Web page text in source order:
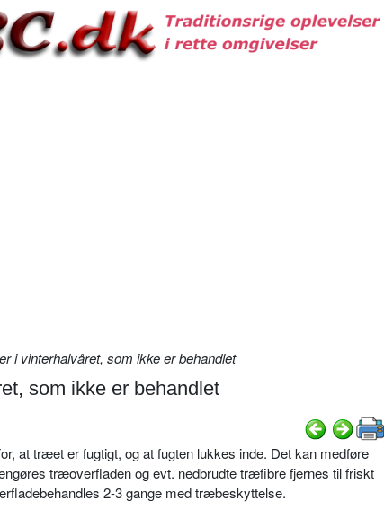
i vinterhalvåret, som ikke er behandlet
som ikke er behandlet
at træet er fugtigt, og at fugten lukkes inde. Det kan medføre
træoverfladen og evt. nedbrudte træfibre fjernes til friskt
2-3 gange med træbeskyttelse.